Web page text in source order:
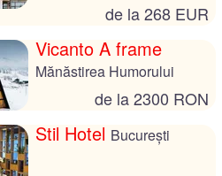
de la 268 EUR
Vicanto A frame
Mănăstirea Humorului
de la 2300 RON
Stil Hotel București